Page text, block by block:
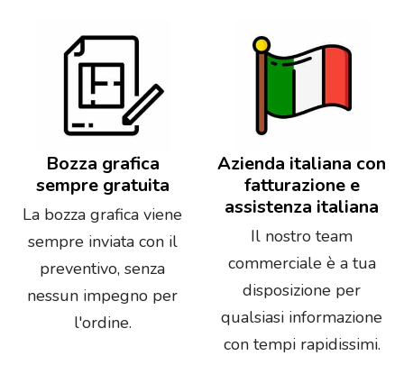
Bozza grafica
sempre gratuita
La bozza grafica viene
sempre inviata con il
preventivo, senza
nessun impegno per
l'ordine.
Azienda italiana con
fatturazione e
assistenza italiana
Il nostro team
commerciale è a tua
disposizione per
qualsiasi informazione
con tempi rapidissimi.